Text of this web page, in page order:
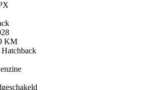
KM
Hatchback